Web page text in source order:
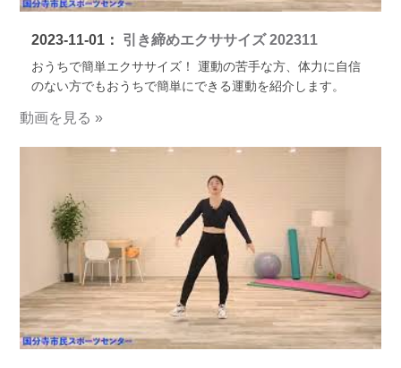
2023-11-01： 引き締めエクササイズ 202311
おうちで簡単エクササイズ！ 運動の苦手な方、体力に自信
のない方でもおうちで簡単にできる運動を紹介します。
動画を見る »